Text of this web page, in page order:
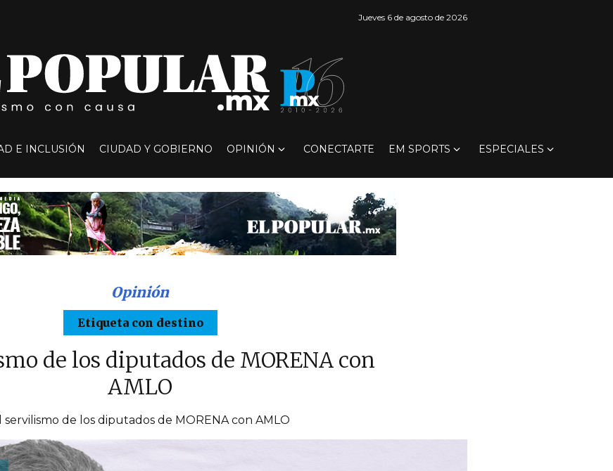
Jueves 6 de agosto de 2026
E INCLUSIÓN CIUDAD Y GOBIERNO OPINIÓN CONECTARTE EM SPORTS ESPECIALES
Opinión
Etiqueta con destino
de los diputados de MORENA con
AMLO
servilismo de los diputados de MORENA con AMLO